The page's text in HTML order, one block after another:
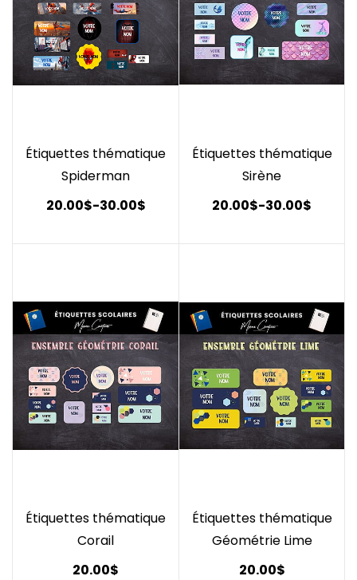
Étiquettes thématique
Spiderman
20.00$-30.00$
Étiquettes thématique
Sirène
20.00$-30.00$
Étiquettes thématique
Corail
20.00$
Étiquettes thématique
Géométrie Lime
20.00$